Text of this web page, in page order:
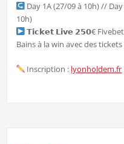
Day 1A (27/09 à 10h) //
10h)
𝗧𝗶𝗰𝗸𝗲𝘁 𝗟𝗶𝘃𝗲 𝟮𝟱𝟬€
Bains à la win avec des
Inscription : lyonholdem.fr